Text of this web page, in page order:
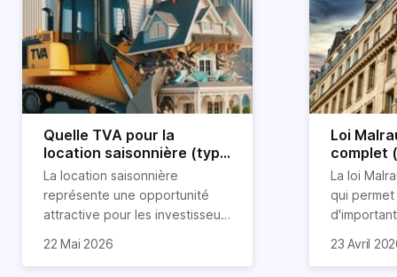
Quelle TVA pour la
location saisonnière (type
airbnb) ?
La location saisonnière
représente une opportunité
attractive pour les investisseurs
patrimoine et générer des
Et qu’a-t-on appris à la rentrée
22 Mai 2026
Loi
complet
La loi
qui
23 Avril